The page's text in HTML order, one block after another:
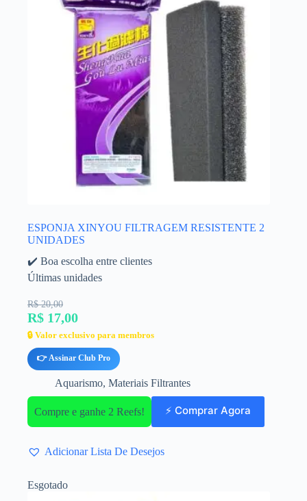
ESPONJA XINYOU FILTRAGEM RESISTENTE 2
UNIDADES
✔️ Boa escolha entre clientes
Últimas unidades
R$ 20,00
R$ 17,00
🔒 Valor exclusivo para membros
👉 Assinar Club Pro
Aquarismo, Materiais Filtrantes
Compre e ganhe 2 Reefs! ⚡ Comprar Agora
Adicionar Lista De Desejos
Esgotado